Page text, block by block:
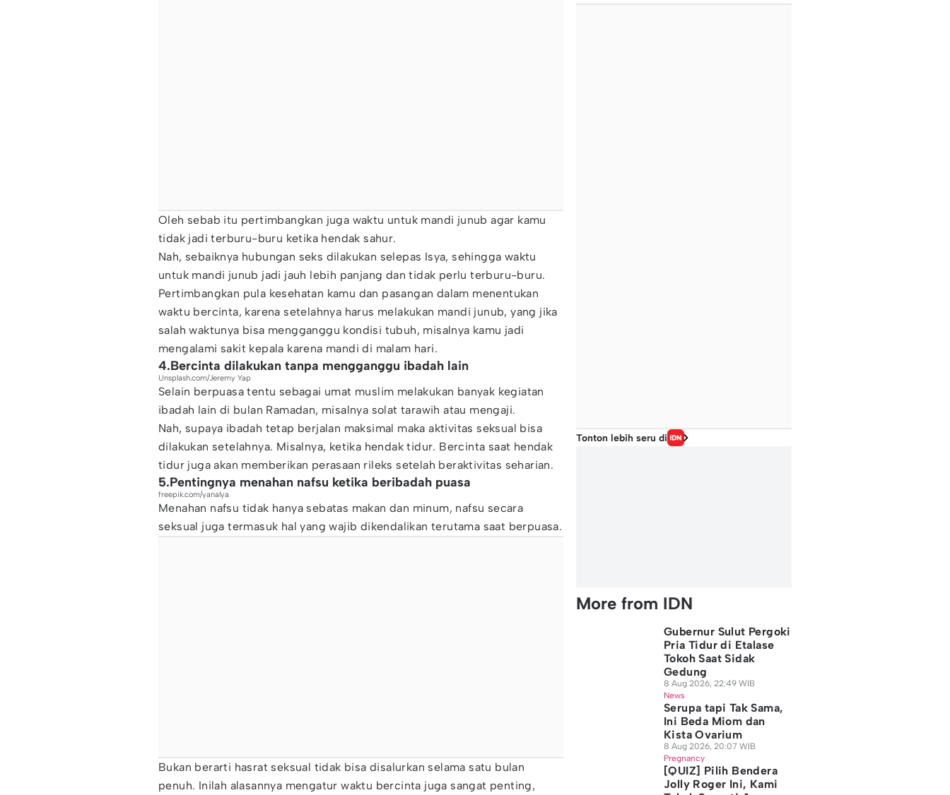
Oleh sebab itu pertimbangkan juga waktu untuk mandi junub agar kamu
tidak jadi terburu-buru ketika hendak sahur.
Nah, sebaiknya hubungan seks dilakukan selepas Isya, sehingga waktu
untuk mandi junub jadi jauh lebih panjang dan tidak perlu terburu-buru.
Pertimbangkan pula kesehatan kamu dan pasangan dalam menentukan
waktu bercinta, karena setelahnya harus melakukan mandi junub, yang jika
salah waktunya bisa mengganggu kondisi tubuh, misalnya kamu jadi
mengalami sakit kepala karena mandi di malam hari.
4.Bercinta dilakukan tanpa mengganggu ibadah lain
Unsplash.com/Jeremy Yap
Selain berpuasa tentu sebagai umat muslim melakukan banyak kegiatan
ibadah lain di bulan Ramadan, misalnya solat tarawih atau mengaji.
Nah, supaya ibadah tetap berjalan maksimal maka aktivitas seksual bisa
dilakukan setelahnya. Misalnya, ketika hendak tidur. Bercinta saat hendak
tidur juga akan memberikan perasaan rileks setelah beraktivitas seharian.
5.Pentingnya menahan nafsu ketika beribadah puasa
freepik.com/yanalya
Menahan nafsu tidak hanya sebatas makan dan minum, nafsu secara
seksual juga termasuk hal yang wajib dikendalikan terutama saat berpuasa.
Bukan berarti hasrat seksual tidak bisa disalurkan selama satu bulan
penuh. Inilah alasannya mengatur waktu bercinta juga sangat penting,
Tonton lebih seru di
More from IDN
Gubernur Sulut Pergoki
Pria Tidur di Etalase
Tokoh Saat Sidak
Gedung
8 Aug 2026, 22:49 WIB
News
Serupa tapi Tak Sama,
Ini Beda Miom dan
Kista Ovarium
8 Aug 2026, 20:07 WIB
Pregnancy
[QUIZ] Pilih Bendera
Jolly Roger Ini, Kami